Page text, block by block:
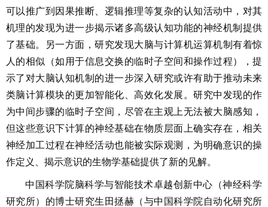
可以推广到因果推断、逻辑推理等复杂的认知活动中，对其
机理的发现为进一步揭示诸多高级认知功能的神经机制提供
了基础。另一方面，研究发现大脑与计算机运算机制有着惊
人的相似（如用于信息交换的临时子空间和操作过程），提
示了对大脑认知机制的进一步深入研究或许有助于推动未来
类脑计算模块的更加智能化、高效化发展。研究中发现的作
为中间步骤的临时子空间，尽管在主观上无法被大脑感知，
但这些意识下计算的神经基础在物质层面上确实存在，相关
神经加工过程在神经活动也能被实际观测，为明确意识的操
作定义、揭示意识的生物学基础提供了新的见解。
中国科学院脑科学与智能技术卓越创新中心（神经科学
研究所）的博士研究生田拯赫（与中国科学院自动化研究所